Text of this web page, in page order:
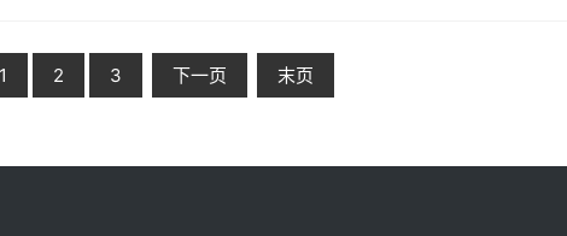
1 2 3 下一页 末页